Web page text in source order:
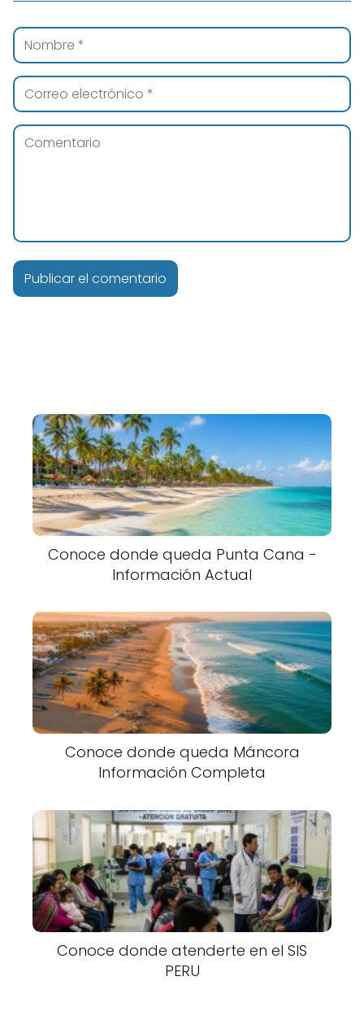
Conoce donde queda Punta Cana -
Información Actual
Conoce donde queda Máncora
Información Completa
Conoce donde atenderte en el SIS
PERU